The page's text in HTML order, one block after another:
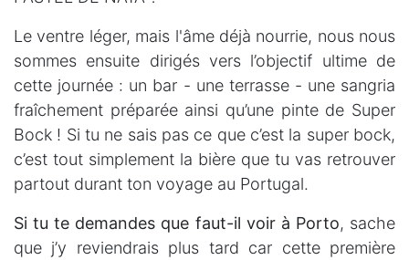
Le ventre léger, mais l'âme déjà nourrie, nous nous
sommes ensuite dirigés vers l’objectif ultime de
cette journée : un bar - une terrasse - une sangria
fraîchement préparée ainsi qu’une pinte de Super
Bock ! Si tu ne sais pas ce que c’est la super bock,
c’est tout simplement la bière que tu vas retrouver
partout durant ton voyage au Portugal.
Si tu te demandes que faut-il voir à Porto, sache
que j’y reviendrais plus tard car cette première